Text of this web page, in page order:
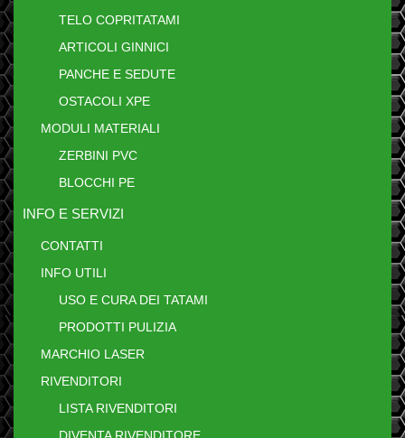
TELO COPRITATAMI
ARTICOLI GINNICI
PANCHE E SEDUTE
OSTACOLI XPE
MODULI MATERIALI
ZERBINI PVC
BLOCCHI PE
INFO E SERVIZI
CONTATTI
INFO UTILI
USO E CURA DEI TATAMI
PRODOTTI PULIZIA
MARCHIO LASER
RIVENDITORI
LISTA RIVENDITORI